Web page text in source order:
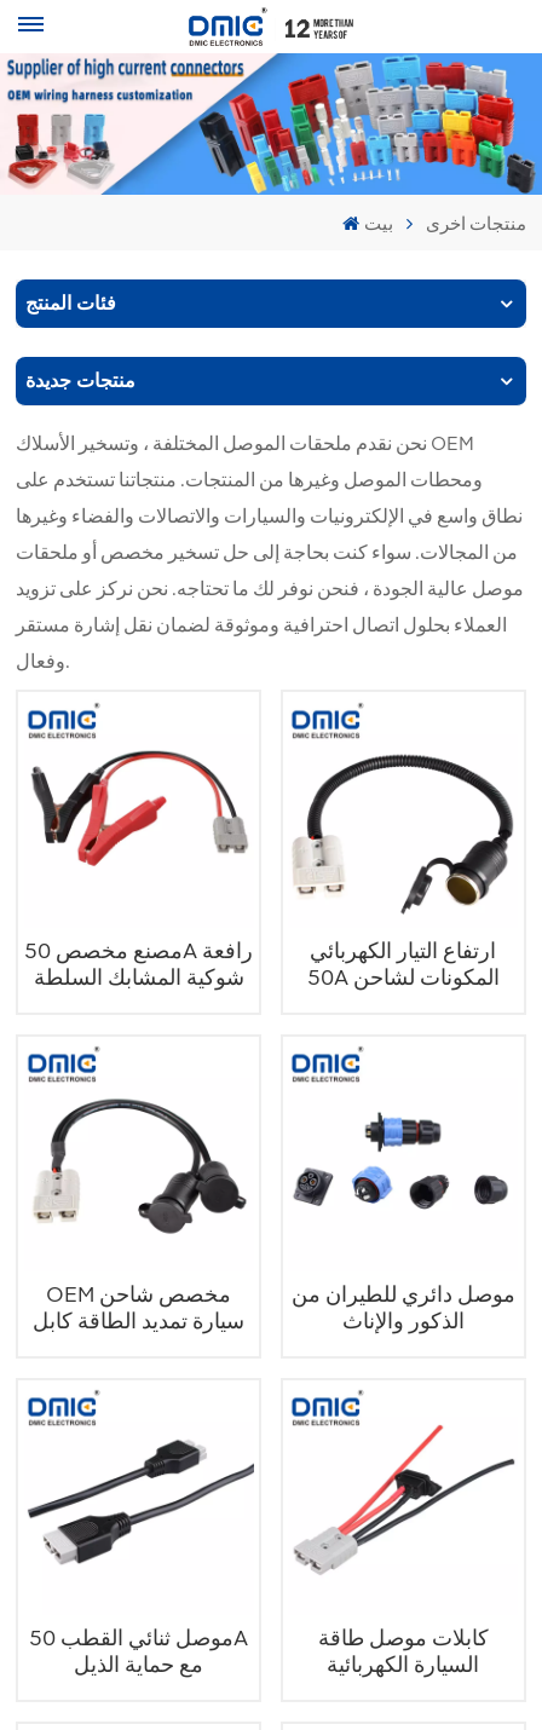
بيت منتجات اخرى
فئات المنتج
منتجات جديدة
نحن نقدم ملحقات الموصل المختلفة ، وتسخير الأسلاك OEM
ومحطات الموصل وغيرها من المنتجات. منتجاتنا تستخدم على
نطاق واسع في الإلكترونيات والسيارات والاتصالات والفضاء وغيرها
من المجالات. سواء كنت بحاجة إلى حل تسخير مخصص أو ملحقات
موصل عالية الجودة ، فنحن نوفر لك ما تحتاجه. نحن نركز على تزويد
العملاء بحلول اتصال احترافية وموثوقة لضمان نقل إشارة مستقر
وفعال.
مصنع مخصص 50A رافعة
شوكية المشابك السلطة
ارتفاع التيار الكهربائي
50A المكونات لشاحن
OEM مخصص شاحن
سيارة تمديد الطاقة كابل
موصل دائري للطيران من
الذكور والإناث
موصل ثنائي القطب 50A
مع حماية الذيل
كابلات موصل طاقة
السيارة الكهربائية